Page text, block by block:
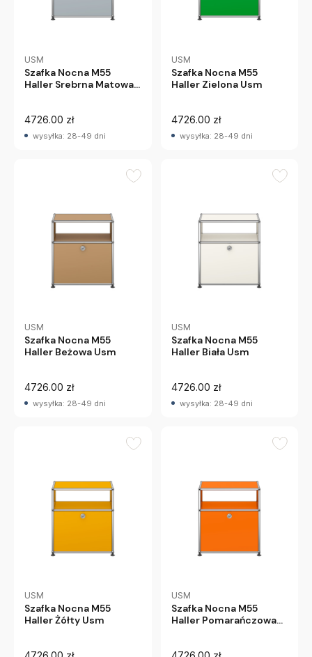
USM
Szafka Nocna M55
Haller Srebrna Matowa
4726.00 zł
wysyłka: 28-49 dni
USM
Szafka Nocna M55
Haller Zielona Usm
4726.00 zł
wysyłka: 28-49 dni
USM
Szafka Nocna M55
Haller Beżowa Usm
4726.00 zł
wysyłka: 28-49 dni
USM
Szafka Nocna M55
Haller Biała Usm
4726.00 zł
wysyłka: 28-49 dni
USM
Szafka Nocna M55
Haller Żółty Usm
USM
Szafka Nocna M55
Haller Pomarańczowa